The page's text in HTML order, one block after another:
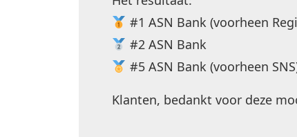
#1 ASN Bank (voorheen
#2 ASN Bank
#5 ASN Bank (voorheen
Klanten, bedankt voor deze